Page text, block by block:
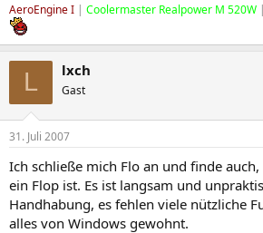
AeroEngine I | Coolermaster Realpower M 520W |
L lxch
Gast
31. Juli 2007
Ich schließe mich Flo an und finde
ein Flop ist. Es ist langsam und
Handhabung, es fehlen viele nützliche
alles von Windows gewohnt.